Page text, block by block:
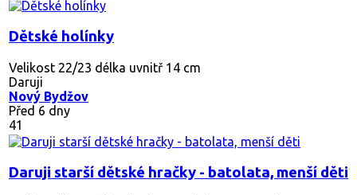
Dětské holínky
Velikost 22/23 délka uvnitř 14 cm
Daruji
Nový Bydžov
Před 6 dny
41
Daruji starší dětské hračky - batolata, menší děti